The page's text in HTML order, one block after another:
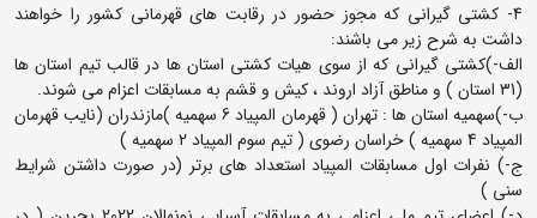
4- کشتی گیرانی که مجوز حضور در رقابت های قهرمانی کشور را خواهند
داشت به شرح زیر می باشند:
الف-)کشتی گیرانی که از سوی هیات کشتی استان ها در قالب تیم استان ها
(31 استان ) و مناطق آزاد اروند ، کیش و قشم به مسابقات اعزام می شوند.
ب-)سهمیه استان ها : تهران ( قهرمان المپیاد 6 سهمیه )مازندران (نایب قهرمان
المپیاد 4 سهمیه ) خراسان رضوی ( تیم سوم المپیاد 2 سهمیه )
ج-) نفرات اول مسابقات المپیاد استعداد های برتر (در صورت داشتن شرایط
سنی )